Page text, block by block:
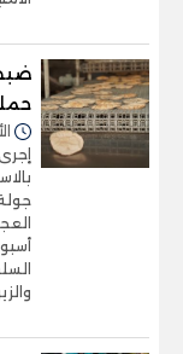
الأحد